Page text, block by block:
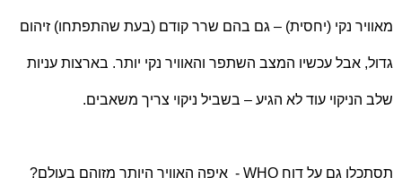
מאוויר נקי (יחסית) – גם בהם שרר קודם (בעת שהתפתחו) זיהום
גדול, אבל עכשיו המצב השתפר והאוויר נקי יותר. בארצות עניות
שלב הניקוי עוד לא הגיע – בשביל ניקוי צריך משאבים.
תסתכלו גם על דוח WHO
- איפה האוויר היותר מזוהם בעולם?